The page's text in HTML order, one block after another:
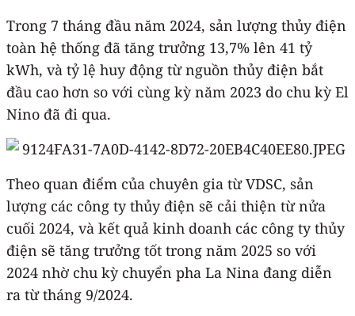
Trong 7 tháng đầu năm 2024, sản lượng thủy điện
toàn hệ thống đã tăng trưởng 13,7% lên 41 tỷ
kWh, và tỷ lệ huy động từ nguồn thủy điện bắt
đầu cao hơn so với cùng kỳ năm 2023 do chu kỳ El
Nino đã đi qua.
Theo quan điểm của chuyên gia từ VDSC, sản
lượng các công ty thủy điện sẽ cải thiện từ nửa
cuối 2024, và kết quả kinh doanh các công ty thủy
điện sẽ tăng trưởng tốt trong năm 2025 so với
2024 nhờ chu kỳ chuyển pha La Nina đang diễn
ra từ tháng 9/2024.